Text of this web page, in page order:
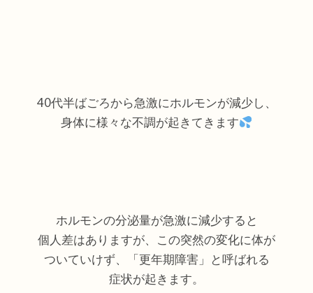
40代半ばごろから急激にホルモンが減少し、
身体に様々な不調が起きてきます
ホルモンの分泌量が急激に減少すると
個人差はありますが、この突然の変化に体が
ついていけず、「更年期障害」と呼ばれる
症状が起きます。